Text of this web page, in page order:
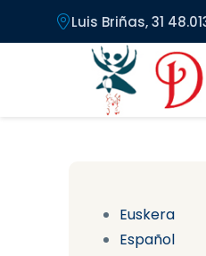
Pasar al contenido principal
Luis Briñas, 31
Euskera
Español